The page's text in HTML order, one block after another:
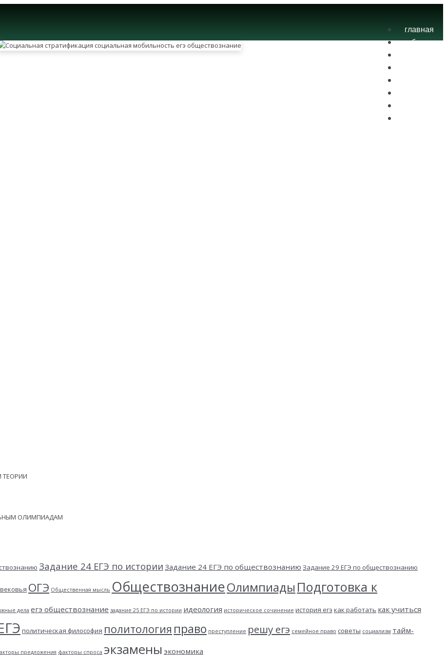
главная
блог
ТЕОРИИ
ОЛИМПИАДАМ
Задание 24 ЕГЭ по истории Задание 24 ЕГЭ по обществознанию Задание 29 ЕГЭ по обществознанию
ОГЭ Общественная мысль ОбществознаниеОлимпиады Подготовка к
дела егэ обществознание задание 25 ЕГЭ по истории идеология историческое сочинение история егэ как работать как учиться
политическая философия политология право преступление решу егэ семейное право советы социализм тайм-
предложения факторы спроса экзамены экономика